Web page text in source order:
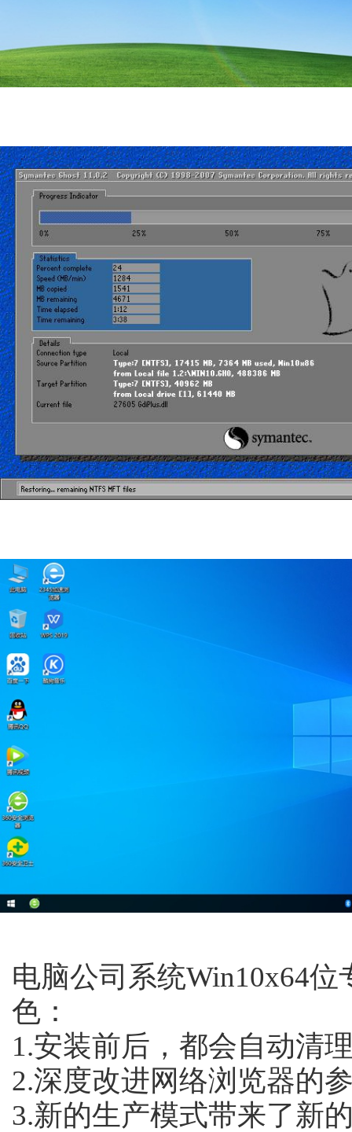
电脑公司系统Win10x64
色：
1.安装前后，都会自动清
2.深度改进网络浏览器的
3.新的生产模式带来了新